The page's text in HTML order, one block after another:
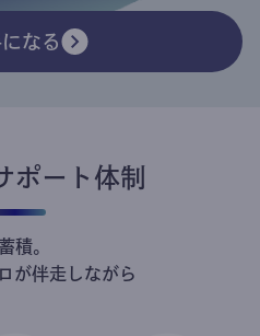
なる
ポート体制
積。
が伴走しながら